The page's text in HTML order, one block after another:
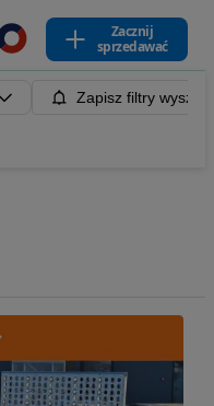
Zacznij
sprzedawać
Zapisz filtry